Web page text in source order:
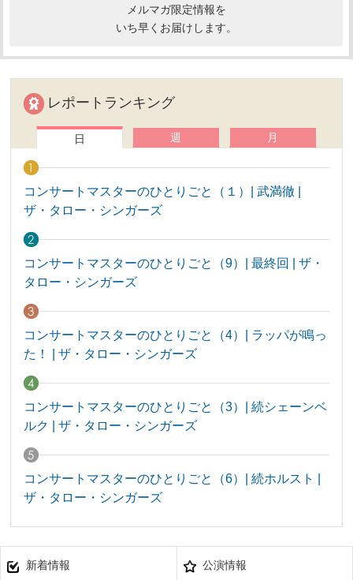
メルマガ限定情報を
いち早くお届けします。
レポートランキング
日 週 月
コンサートマスターのひとりごと（１）| 武満徹 |
ザ・タロー・シンガーズ
コンサートマスターのひとりごと（9）| 最終回 | ザ・
タロー・シンガーズ
コンサートマスターのひとりごと（4）| ラッパが鳴っ
た！ | ザ・タロー・シンガーズ
コンサートマスターのひとりごと（3）| 続シェーンベ
ルク | ザ・タロー・シンガーズ
コンサートマスターのひとりごと（6）| 続ホルスト |
ザ・タロー・シンガーズ
新着情報 公演情報